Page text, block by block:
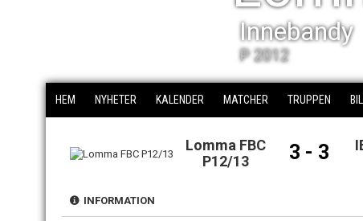
Innebandy
P 2012
HEM NYHETER KALENDER MATCHER TRUPPEN
Lomma FBC
P12/13
3 - 3
INFORMATION